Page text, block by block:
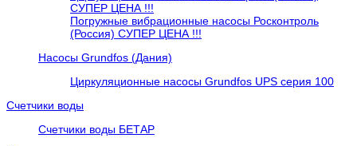
СУПЕР ЦЕНА !!!
Погружные вибрационные насосы Росконтроль
(Россия) СУПЕР ЦЕНА !!!
Насосы Grundfos (Дания)
Циркуляционные насосы Grundfos UPS серия 100
Счетчики воды
Счетчики воды БЕТАР